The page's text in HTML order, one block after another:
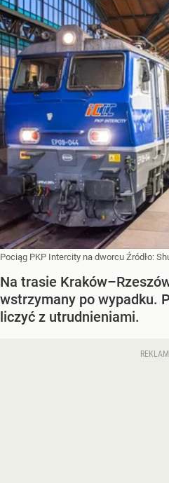
Pociąg PKP Intercity na dworcu Źródło:
Na trasie
wstrzymany po wypadku.
liczyć z utrudnieniami.